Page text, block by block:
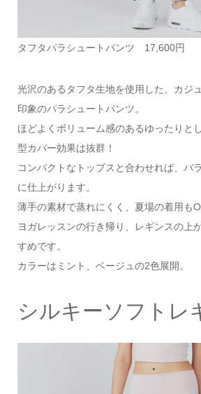
タフタパラシュートパンツ 17,600円
光沢のあるタフタ生地を使用した、カジ
印象のパラシュートパンツ。
ほどよくボリューム感のあるゆったりと
型カバー効果は抜群！
コンパクトなトップスと合わせれば、バ
に仕上がります。
薄手の素材で蒸れにくく、夏場の着用も
ヨガレッスンの行き帰り、レギンスの上
すめです。
カラーはミント、ベージュの2色展開。
シルキーソフトレ